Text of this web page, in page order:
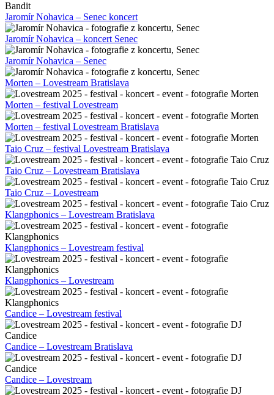
Jaromír Nohavica – Senec koncert
Jaromír Nohavica – koncert Senec
Jaromír Nohavica – Senec
Morten – Lovestream Bratislava
Morten – festival Lovestream
Morten – festival Lovestream Bratislava
Taio Cruz – festival Lovestream Bratislava
Taio Cruz – Lovestream Bratislava
Taio Cruz – Lovestream
Klangphonics – Lovestream Bratislava
Klangphonics – Lovestream festival
Klangphonics – Lovestream
Candice – Lovestream festival
Candice – Lovestream Bratislava
Candice – Lovestream